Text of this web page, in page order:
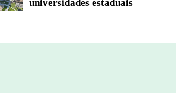
universidades estaduais